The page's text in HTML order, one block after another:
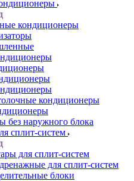
кондиционеры
кондиционеры
без наружного блока
сплит-систем
для сплит-систем
для сплит-систем
блоки